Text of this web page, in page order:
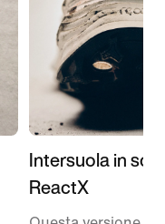
Intersuola in
ReactX